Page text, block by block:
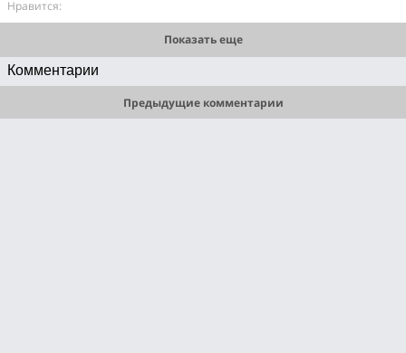
Нравится:
Показать еще
Комментарии
Предыдущие комментарии